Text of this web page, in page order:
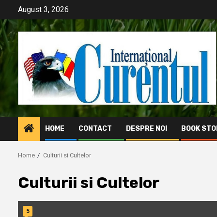
content
August 3, 2026
HOME CONTACT DESPRE NOI BOOK
Home Culturii si Cultelor
Culturii si Cultelor
5